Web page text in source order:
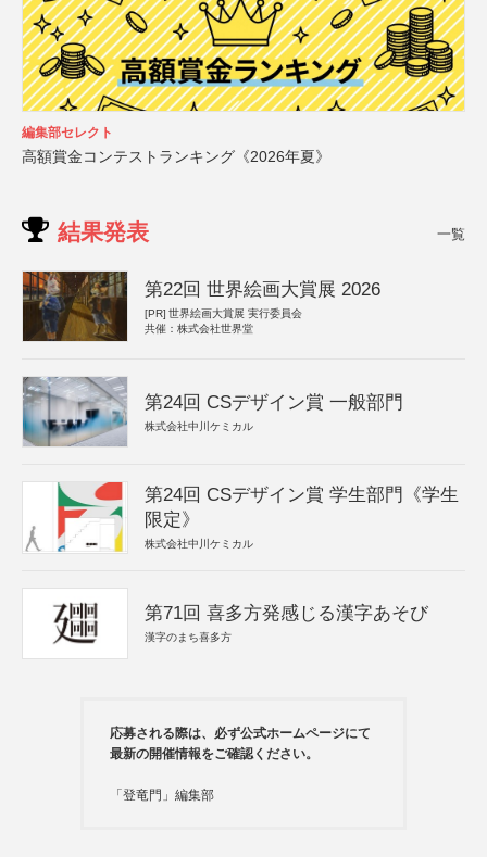
編集部セレクト
高額賞金コンテストランキング《2026年夏》
結果発表 一覧
第22回 世界絵画大賞展 2026
[PR] 世界絵画大賞展 実行委員会
共催：株式会社世界堂
第24回 CSデザイン賞 一般部門
株式会社中川ケミカル
第24回 CSデザイン賞 学生部門《学生
限定》
株式会社中川ケミカル
第71回 喜多方発感じる漢字あそび
漢字のまち喜多方
応募される際は、必ず公式ホームページにて
最新の開催情報をご確認ください。
「登竜門」編集部